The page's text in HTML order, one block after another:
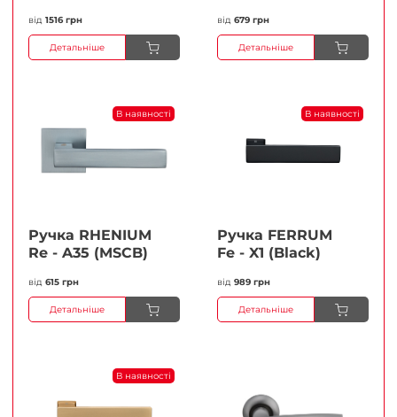
від 1516 грн
Детальніше
від 679 грн
Детальніше
В наявності
Ручка RHENIUM
Re - A35 (MSCB)
від 615 грн
Детальніше
В наявності
Ручка FERRUМ
Fe - X1 (Black)
від 989 грн
Детальніше
В наявності